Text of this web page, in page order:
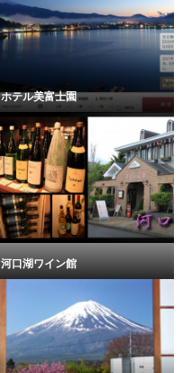
ホテル美富士園
河口湖ワイン館